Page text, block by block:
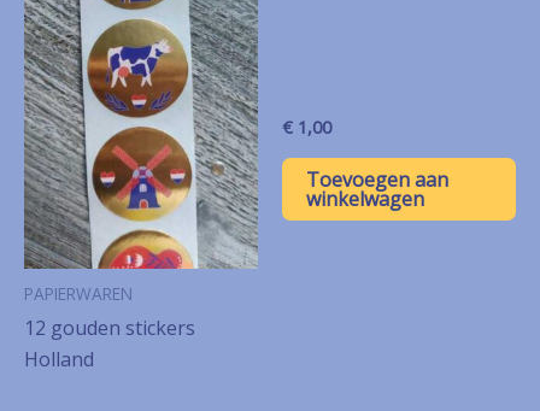
PAPIERWAREN
12 gouden stickers
Holland
€ 1,00
Toevoegen aan
winkelwagen